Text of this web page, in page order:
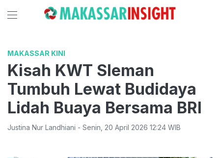
MAKASSAR KINI
Kisah KWT Sleman
Tumbuh Lewat Budidaya
Lidah Buaya Bersama BRI
Justina Nur Landhiani - Senin 20 April 2026 12:24 WIB